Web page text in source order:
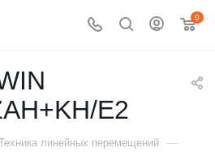
0
E2
линейных перемещений —